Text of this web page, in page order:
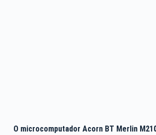
O microcomputador Acorn BT Merlin